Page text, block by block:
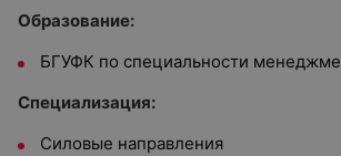
Образование:
БГУФК по специальности
Специализация:
Силовые направления